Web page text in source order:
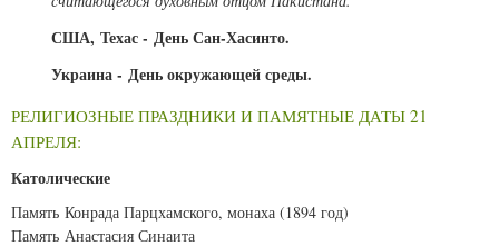
США, Техас - День Сан-Хасинто.
Украина - День окружающей среды.
РЕЛИГИОЗНЫЕ ПРАЗДНИКИ И ПАМЯТНЫЕ ДАТЫ 21
АПРЕЛЯ:
Католические
Память Конрада Парцхамского, монаха (1894 год)
Память Анастасия Синаита